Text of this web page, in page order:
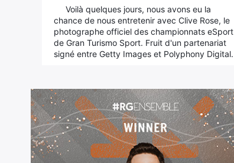
Voilà quelques jours, nous avons eu la
chance de nous entretenir avec Clive Rose, le
photographe officiel des championnats eSport
de Gran Turismo Sport. Fruit d'un partenariat
signé entre Getty Images et Polyphony Digital.